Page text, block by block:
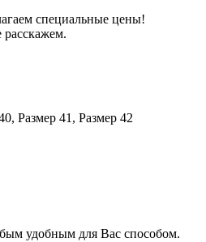
специальные цены!
Размер 41, Размер 42
удобным для Вас способом.